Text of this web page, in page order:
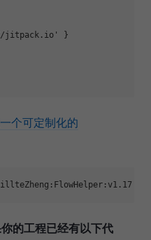
jitpack.io' }
个可定制化的
的工程已经有以下代